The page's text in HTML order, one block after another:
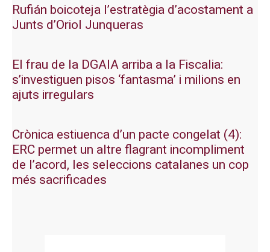
Rufián boicoteja l’estratègia d’acostament a
Junts d’Oriol Junqueras
El frau de la DGAIA arriba a la Fiscalia:
s’investiguen pisos ‘fantasma’ i milions en
ajuts irregulars
Crònica estiuenca d’un pacte congelat (4):
ERC permet un altre flagrant incompliment
de l’acord, les seleccions catalanes un cop
més sacrificades